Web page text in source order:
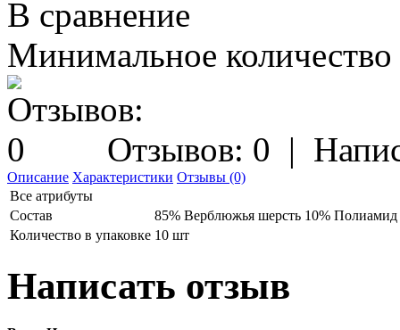
В сравнение
Минимальное количество
Отзывов: 0 |
Описание Характеристики Отзывы (0)
Все атрибуты
Состав
85% Верблюжья шерсть 10% Полиамид
Количество в упаковке 10 шт
Написать отзыв